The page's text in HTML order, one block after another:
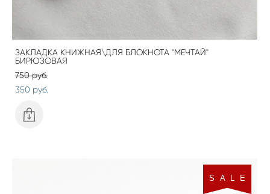
ЗАКЛАДКА КНИЖНАЯ\ДЛЯ БЛОКНОТА "МЕЧТАЙ"
БИРЮЗОВАЯ
750 pуб.
350 pуб.
S A L E